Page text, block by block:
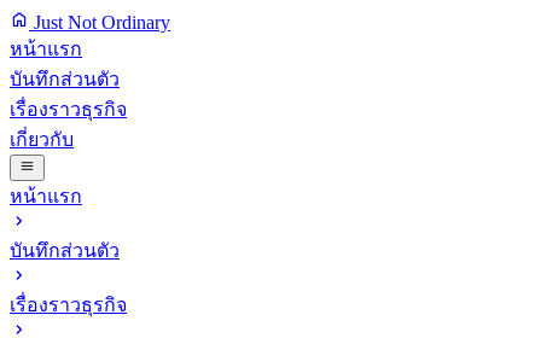
Just Not Ordinary
หน้าแรก
บันทึกส่วนตัว
เรื่องราวธุรกิจ
เกี่ยวกับ
หน้าแรก
บันทึกส่วนตัว
เรื่องราวธุรกิจ